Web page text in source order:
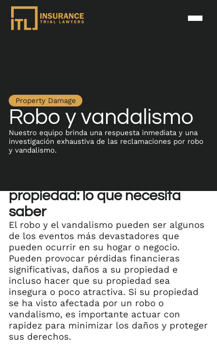
Property Damage
Robo y vandalismo
Nuestro equipo brinda una respuesta inmediata y una
investigación exhaustiva de las reclamaciones por robo
y vandalismo.
propiedad: lo que necesita
saber
El robo y el vandalismo pueden ser algunos
de los eventos más devastadores que
pueden ocurrir en su hogar o negocio.
Pueden provocar pérdidas financieras
significativas, daños a su propiedad e
incluso hacer que su propiedad sea
insegura o poco atractiva. Si su propiedad
se ha visto afectada por un robo o
vandalismo, es importante actuar con
rapidez para minimizar los daños y proteger
sus derechos.